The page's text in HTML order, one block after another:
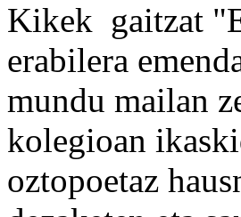
Kikek gaitzat
erabilera
mundu mailan
kolegioan
oztopoetaz